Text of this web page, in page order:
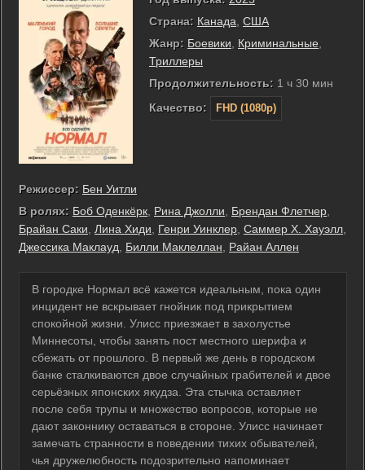
Страна: Канада США
Жанр: Боевики Криминальные
Триллеры
Продолжительность: 1 ч 30 мин
Качество:
FHD (1080p)
Режиссер: Бен Уитли
В ролях: Боб Оденкёрк Рина Джолли Брендан Флетчер
Брайан Саки
Лина Хиди Генри Уинклер Саммер Х. Хауэлл
Джессика Маклауд
Билли Маклеллан Райан Аллен
В городке Нормал всё кажется идеальным, пока один
инцидент не вскрывает гнойник под прикрытием
спокойной жизни. Улисс приезжает в захолустье
Миннесоты, чтобы занять пост местного шерифа и
сбежать от прошлого. В первый же день в городском
банке сталкиваются двое случайных грабителей и двое
серьёзных японских якудза. Эта стычка оставляет
после себя трупы и множество вопросов, которые не
дают законнику оставаться в стороне. Улисс начинает
замечать странности в поведении тихих обывателей,
чья дружелюбность подозрительно напоминает